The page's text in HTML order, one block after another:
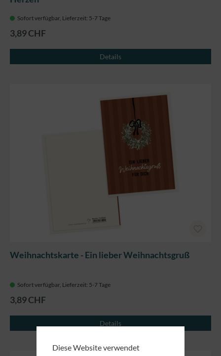
Sofort verfügbar, Lieferzeit: 5-7 Tage
3,89 CHF
Details
Weihnachtskarte - Ein lieber Weihnachtsgruß
Sofort verfügbar, Lieferzeit: 5-7 Tage
3,89 CHF
Details
Diese Website verwendet